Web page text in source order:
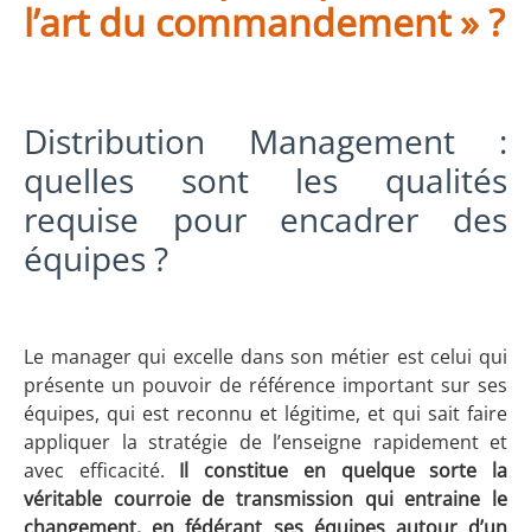
l’art du commandement » ?
Distribution Management :
quelles sont les qualités
requise pour encadrer des
équipes ?
Le manager qui excelle dans son métier est celui qui
présente un pouvoir de référence important sur ses
équipes, qui est reconnu et légitime, et qui sait faire
appliquer la stratégie de l’enseigne rapidement et
avec efficacité. Il constitue en quelque sorte la
véritable courroie de transmission qui entraine le